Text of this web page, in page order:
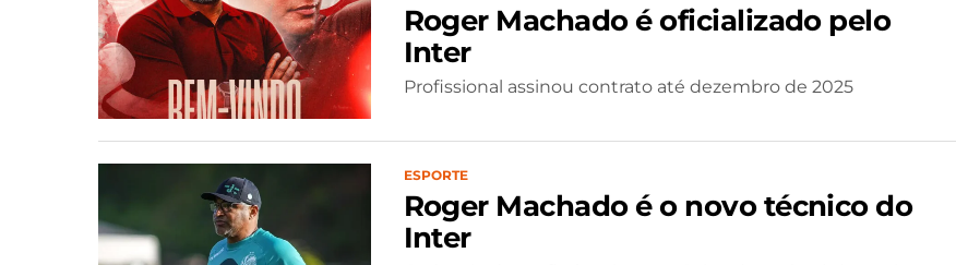
Roger Machado é oficializado pelo
Inter
Profissional assinou contrato até dezembro de 2025
ESPORTE
Roger Machado é o novo técnico do
Inter